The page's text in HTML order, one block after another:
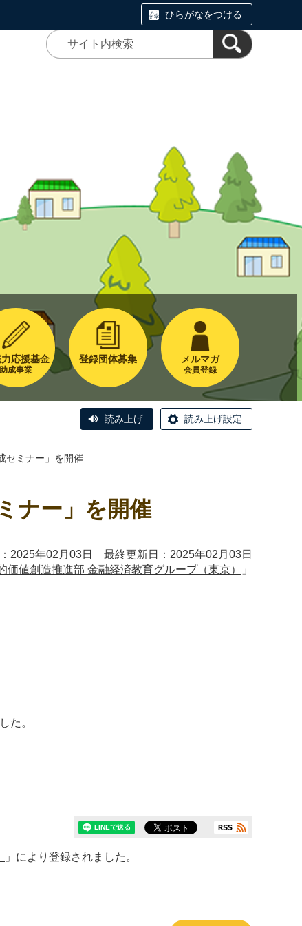
ひらがなをつける
応援基金
助成事業
登録団体募集 メルマガ
会員登録
読み上げ 読み上げ設定
セミナー」を開催
ナー」を開催
2025年02月03日 最終更新日：2025年02月03日
値創造推進部 金融経済教育グループ（東京） 」
た。
」により登録されました。